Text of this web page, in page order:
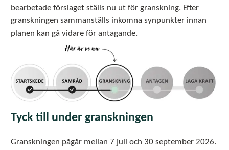
bearbetade förslaget ställs nu ut för granskning. Efter
granskningen sammanställs inkomna synpunkter innan
planen kan gå vidare för antagande.
Tyck till under granskningen
Granskningen pågår mellan 7 juli och 30 september 2026.